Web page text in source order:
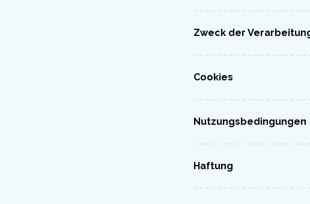
Zweck der
Cookies
Nutzungsbedingungen
Haftung